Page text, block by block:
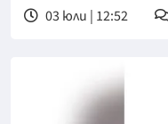
03 юли | 12:52